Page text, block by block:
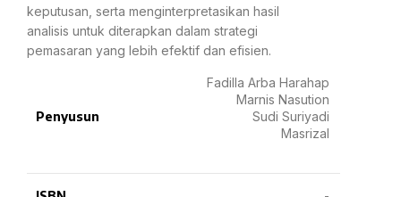
keputusan, serta menginterpretasikan hasil
analisis untuk diterapkan dalam strategi
pemasaran yang lebih efektif dan efisien.
Penyusun
Fadilla Arba Harahap
Marnis Nasution
Sudi Suriyadi
Masrizal